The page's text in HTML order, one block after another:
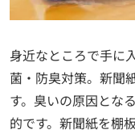
身近なところで手に
菌・防臭対策。新聞
す。臭いの原因とな
的です。新聞紙を棚